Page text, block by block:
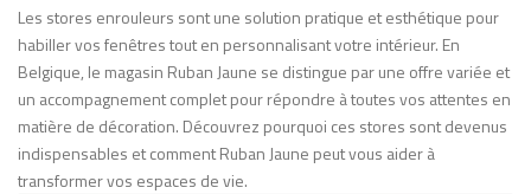
Les stores enrouleurs sont une solution pratique et esthétique pour
habiller vos fenêtres tout en personnalisant votre intérieur. En
Belgique, le magasin Ruban Jaune se distingue par une offre variée et
un accompagnement complet pour répondre à toutes vos attentes en
matière de décoration. Découvrez pourquoi ces stores sont devenus
indispensables et comment Ruban Jaune peut vous aider à
transformer vos espaces de vie.